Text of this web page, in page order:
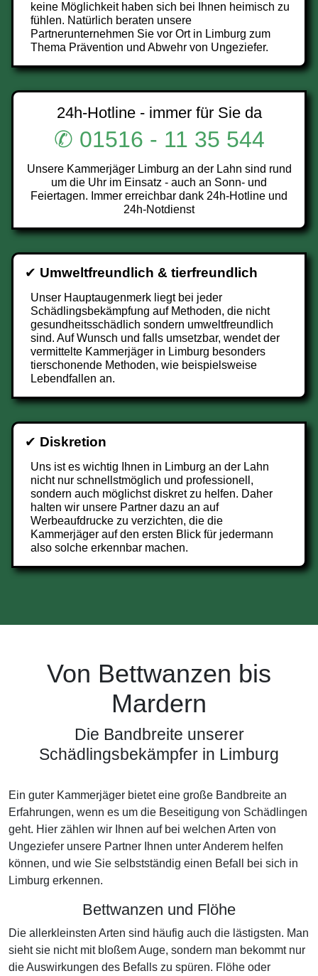
keine Möglichkeit haben sich bei Ihnen heimisch zu
fühlen. Natürlich beraten unsere
Partnerunternehmen Sie vor Ort in Limburg zum
Thema Prävention und Abwehr von Ungeziefer.
24h-Hotline - immer für Sie da
✆ 01516 - 11 35 544
Unsere Kammerjäger Limburg an der Lahn sind rund
um die Uhr im Einsatz - auch an Sonn- und
Feiertagen. Immer erreichbar dank 24h-Hotline und
24h-Notdienst
✔ Umweltfreundlich & tierfreundlich
Unser Hauptaugenmerk liegt bei jeder
Schädlingsbekämpfung auf Methoden, die nicht
gesundheitsschädlich sondern umweltfreundlich
sind. Auf Wunsch und falls umsetzbar, wendet der
vermittelte Kammerjäger in Limburg besonders
tierschonende Methoden, wie beispielsweise
Lebendfallen an.
✔ Diskretion
Uns ist es wichtig Ihnen in Limburg an der Lahn
nicht nur schnellstmöglich und professionell,
sondern auch möglichst diskret zu helfen. Daher
halten wir unsere Partner dazu an auf
Werbeaufdrucke zu verzichten, die die
Kammerjäger auf den ersten Blick für jedermann
also solche erkennbar machen.
Von Bettwanzen bis
Mardern
Die Bandbreite unserer
Schädlingsbekämpfer in Limburg
Ein guter Kammerjäger bietet eine große Bandbreite an
Erfahrungen, wenn es um die Beseitigung von Schädlingen
geht. Hier zählen wir Ihnen auf bei welchen Arten von
Ungeziefer unsere Partner Ihnen unter Anderem helfen
können, und wie Sie selbstständig einen Befall bei sich in
Limburg erkennen.
Bettwanzen und Flöhe
Die allerkleinsten Arten sind häufig auch die lästigsten. Man
sieht sie nicht mit bloßem Auge, sondern man bekommt nur
die Auswirkungen des Befalls zu spüren. Flöhe oder